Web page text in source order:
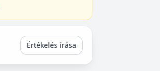
Értékelés írása